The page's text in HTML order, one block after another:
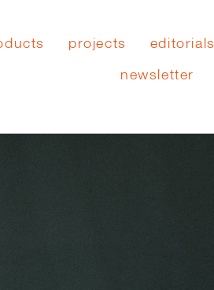
projects editorials
newsletter